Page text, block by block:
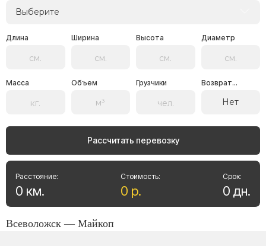
Выберите
Длина Ширина Высота Диаметр
Масса Объем Грузчики Возврат...
Нет
Рассчитать перевозку
Стоимость:
0 р.
Расстояние:
0 км.
Срок:
0 дн.
Всеволожск — Майкоп